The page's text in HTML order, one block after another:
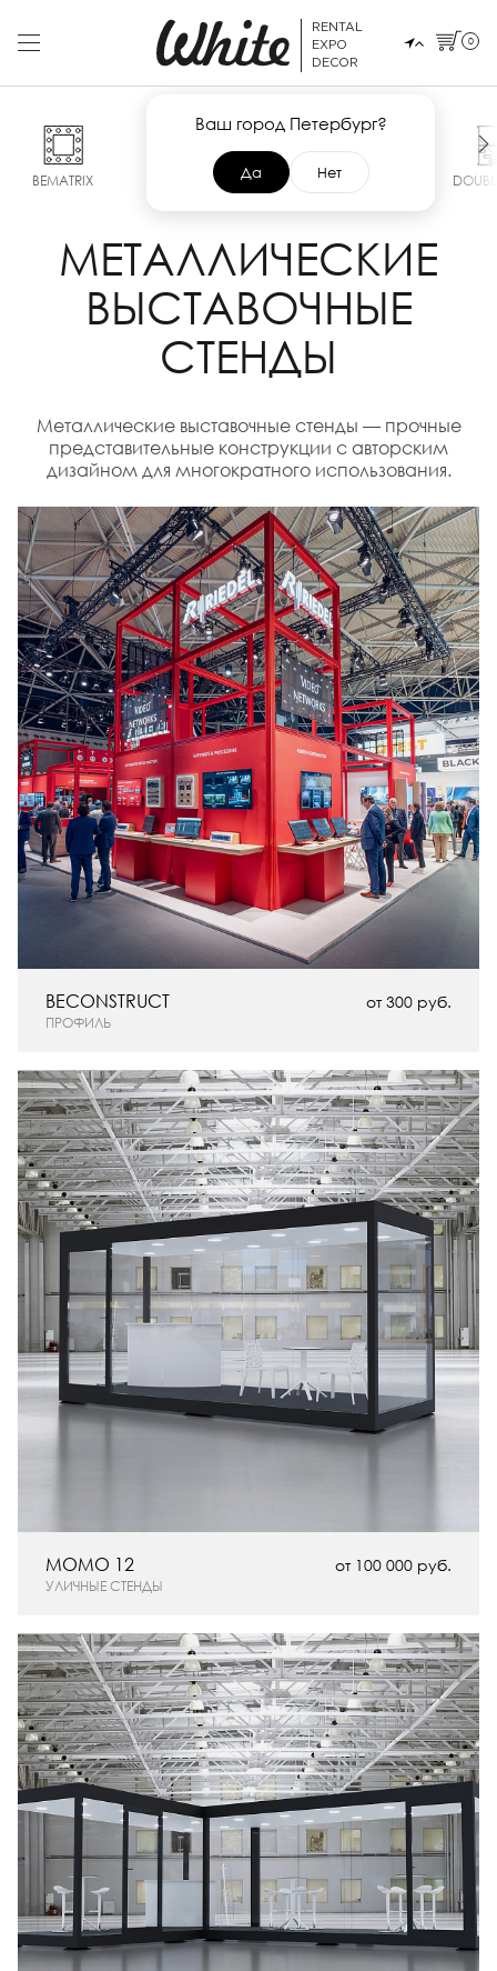
RENTAL
EXPO
DECOR
Ваш город Петербург?
Да Нет
0
BEMATRIX SMART MAXIMA
МЕТАЛЛИЧЕСКИЕ
ВЫСТАВОЧНЫЕ
СТЕНДЫ
Металлические выставочные стенды — прочные
представительные конструкции с авторским
дизайном для многократного использования.
от 300 руб.
ПРОФИЛЬ
BECONSTRUCT
от 100 000 руб.
УЛИЧНЫЕ СТЕНДЫ
MOMO 12